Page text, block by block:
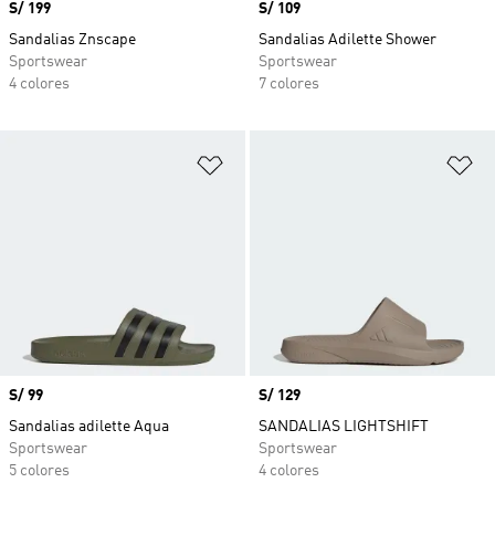
Precio
S/ 199
Sandalias Znscape
Sportswear
4 colores
Precio
S/ 109
Sandalias Adilette Shower
Sportswear
7 colores
Precio
S/ 99
Sandalias adilette Aqua
Sportswear
5 colores
Precio
S/ 129
SANDALIAS LIGHTSHIFT
Sportswear
4 colores